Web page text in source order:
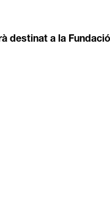
destinat a la